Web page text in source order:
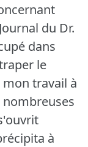
Journal du Dr.
dans
le
travail à
nombreuses
à